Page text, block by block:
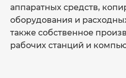
аппаратных средств,
оборудования и
также собственное
рабочих станций и